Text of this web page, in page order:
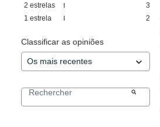
2 estrelas
3
1 estrela 2
Classificar as opiniões